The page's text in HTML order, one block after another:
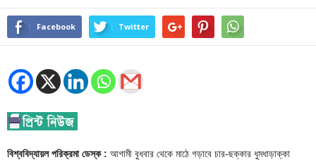
Facebook Twitter
বিশ্ববিদ্যায়ল পরিক্রমা ডেস্ক : আগামী বুধবার থেকে মাঠে গড়াবে চার-ছক্কার ধুমধাড়াক্কা